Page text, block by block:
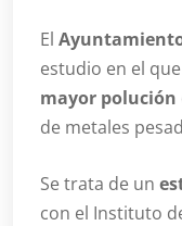
El
estudio en el
mayor polución
de metales
Se trata de un
con el Instituto